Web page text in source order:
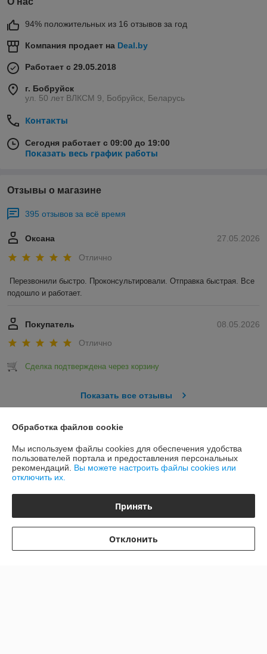
94% положительных из 16 отзывов за год
Компания продает на Deal.by
Работает с 29.05.2018
г. Бобруйск
ул. 50 лет ВЛКСМ 9, Бобруйск, Беларусь
Контакты
Сегодня работает с 09:00 до 19:00
Показать весь график работы
Отзывы о магазине
395 отзывов за всё время
27.05.2026
Оксана
Отлично
Перезвонили быстро. Проконсультировали. Отправка быстрая. Все
подошло и работает.
08.05.2026
Покупатель
Отлично
Сделка подтверждена через корзину
Показать все отзывы
Контакты
Доставка и оплата
График работы
Полная версия сайта
Обработка файлов cookie
Мы используем файлы cookies для обеспечения удобства
пользователей портала и предоставления персональных
рекомендаций. Вы можете настроить файлы cookies или
отключить их.
Принять
Отклонить